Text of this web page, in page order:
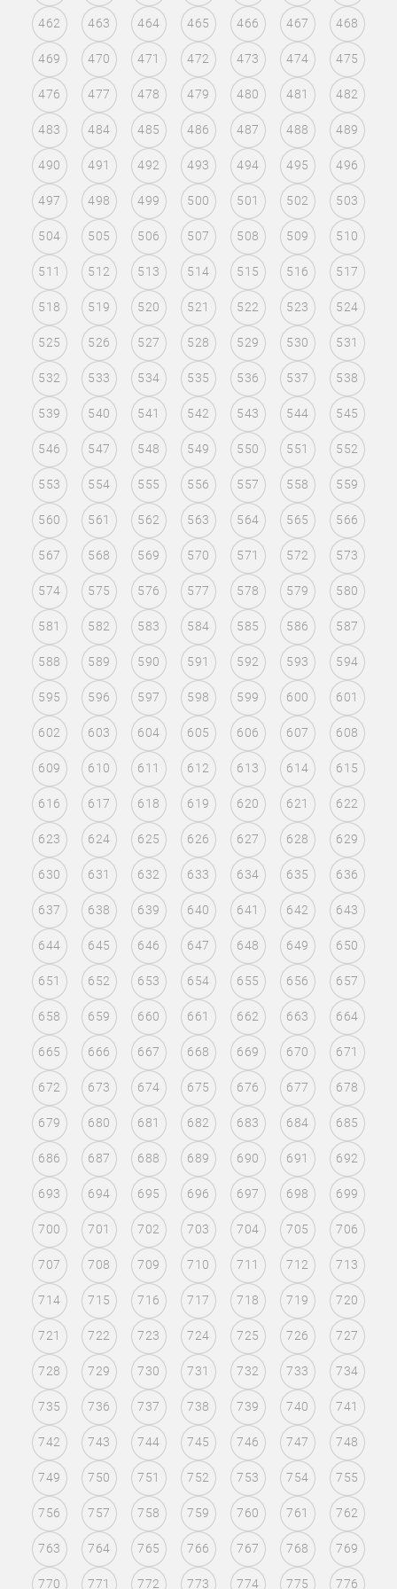
462 463 464 465 466 467 468
469 470 471 472 473 474 475
476 477 478 479 480 481 482
483 484 485 486 487 488 489
490 491 492 493 494 495 496
497 498 499 500 501 502 503
504 505 506 507 508 509 510
511 512 513 514 515 516 517
518 519 520 521 522 523 524
525 526 527 528 529 530 531
532 533 534 535 536 537 538
539 540 541 542 543 544 545
546 547 548 549 550 551 552
553 554 555 556 557 558 559
560 561 562 563 564 565 566
567 568 569 570 571 572 573
574 575 576 577 578 579 580
581 582 583 584 585 586 587
588 589 590 591 592 593 594
595 596 597 598 599 600 601
602 603 604 605 606 607 608
609 610 611 612 613 614 615
616 617 618 619 620 621 622
623 624 625 626 627 628 629
630 631 632 633 634 635 636
637 638 639 640 641 642 643
644 645 646 647 648 649 650
651 652 653 654 655 656 657
658 659 660 661 662 663 664
665 666 667 668 669 670 671
672 673 674 675 676 677 678
679 680 681 682 683 684 685
686 687 688 689 690 691 692
693 694 695 696 697 698 699
700 701 702 703 704 705 706
707 708 709 710 711 712 713
714 715 716 717 718 719 720
721 722 723 724 725 726 727
728 729 730 731 732 733 734
735 736 737 738 739 740 741
742 743 744 745 746 747 748
749 750 751 752 753 754 755
756 757 758 759 760 761 762
763 764 765 766 767 768 769
770 771 772 773 774 775 776